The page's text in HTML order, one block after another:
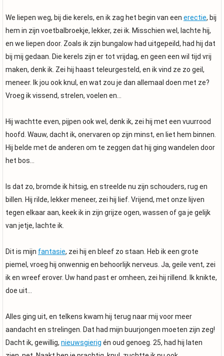
We liepen weg, bij die kerels, en ik zag het begin van een erectie, bij
hem in zijn voetbalbroekje, lekker, zei ik. Misschien wel, lachte hij,
en we liepen door. Zoals ik zijn bungalow had uitgepeild, had hij dat
bij mij gedaan. Die kerels zijn er tot vrijdag, en geen een wil tijd vrij
maken, denk ik. Zei hij haast teleurgesteld, en ik vind ze zo geil,
meneer. Ik jou ook knul, en wat zou je dan allemaal doen met ze?
Vroeg ik vissend, strelen, voelen en…
Hij wachtte even, pijpen ook wel, denk ik, zei hij met een vuurrood
hoofd. Wauw, dacht ik, onervaren op zijn minst, en liet hem binnen.
Hij belde met de anderen om te zeggen dat hij ging wandelen door
het bos…
Is dat zo, bromde ik hitsig, en streelde nu zijn schouders, rug en
billen. Hij rilde, lekker meneer, zei hij lief. Vrijend, met onze lijven
tegen elkaar aan, keek ik in zijn grijze ogen, wassen of ga je gelijk
van jetje, lachte ik.
Dit is mijn fantasie, zei hij en bleef zo staan. Heb ik een grote
piemel, vroeg hij onwennig en behoorlijk nerveus. Ja, geile vent, zei
ik en wreef erover. Uw hand past er omheen, zei hij rillend. Ik knikte,
doe uit…
Alles ging uit, en telkens kwam hij terug naar mij voor meer
aandacht en strelingen. Dat had mijn buurjongen moeten zijn zeg!
Dacht ik, gewillig, nieuwsgierig én oud genoeg. 25, had hij laten